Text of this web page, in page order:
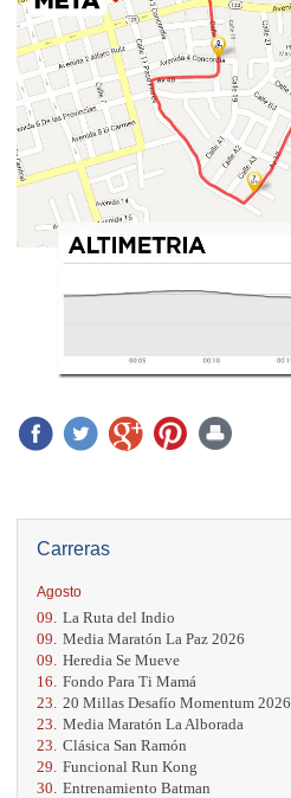
Carreras
Agosto
09. La Ruta del Indio
09. Media Maratón La Paz 2026
09. Heredia Se Mueve
16. Fondo Para Ti Mamá
23. 20 Millas Desafío Momentum 2026
23. Media Maratón La Alborada
23. Clásica San Ramón
29. Funcional Run Kong
30. Entrenamiento Batman